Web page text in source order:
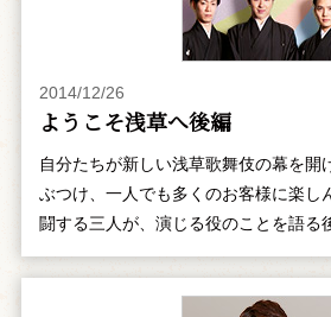
2014/12/26
ようこそ浅草へ――後編
自分たちが新しい浅草歌舞伎の幕を
ぶつけ、一人でも多くのお客様に楽し
闘する三人が、演じる役のことを語る